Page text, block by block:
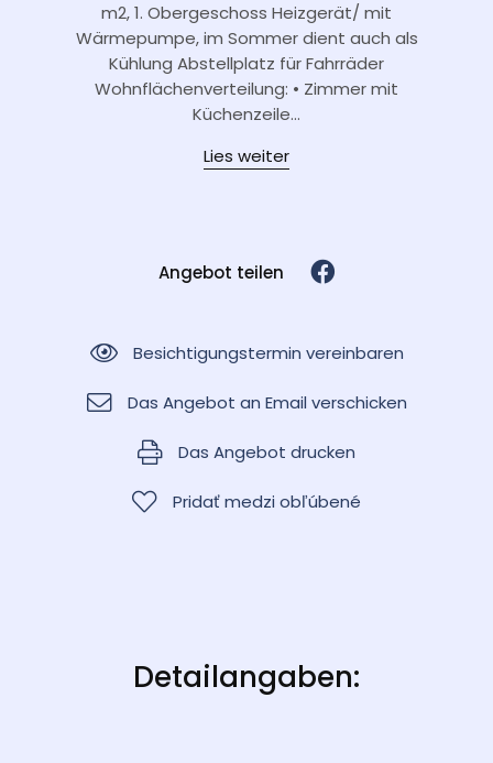
m2, 1. Obergeschoss Heizgerät/ mit
Wärmepumpe, im Sommer dient auch als
Kühlung Abstellplatz für Fahrräder
Wohnflächenverteilung: • Zimmer mit
Küchenzeile...
Lies weiter
Angebot teilen
Besichtigungstermin vereinbaren
Das Angebot an Email verschicken
Das Angebot drucken
Pridať medzi obľúbené
Detailangaben: